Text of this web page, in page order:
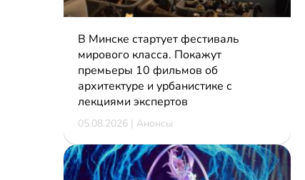
В Минске стартует фестиваль
мирового класса. Покажут
премьеры 10 фильмов об
архитектуре и урбанистике с
лекциями экспертов
05.08.2026 | Анонсы